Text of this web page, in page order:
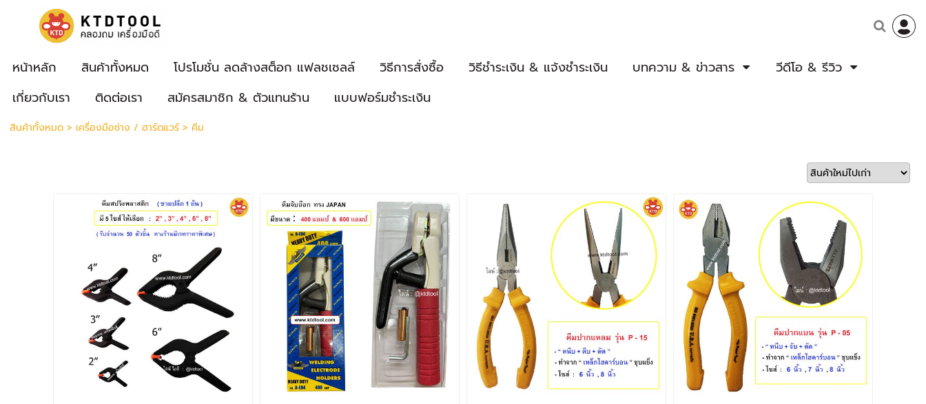
หน้าหลัก สินค้าทั้งหมด โปรโมชั่น ลดล้างสต็อก แฟลชเซลล์ วิธีการสั่งซื้อ วิธีชำระเงิน & แจ้งชำระเงิน บทความ & ข่าวสาร
วีดีโอ & รีวิว
เกี่ยวกับเรา
ติดต่อเรา สมัครสมาชิก & ตัวแทนร้าน แบบฟอร์มชำระเงิน
สินค้าทั้งหมด> เครื่องมือช่าง / ฮาร์ดแวร์> คีม